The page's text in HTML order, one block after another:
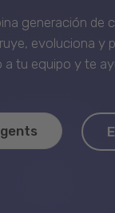
generación
evoluciona y
tu equipo y te